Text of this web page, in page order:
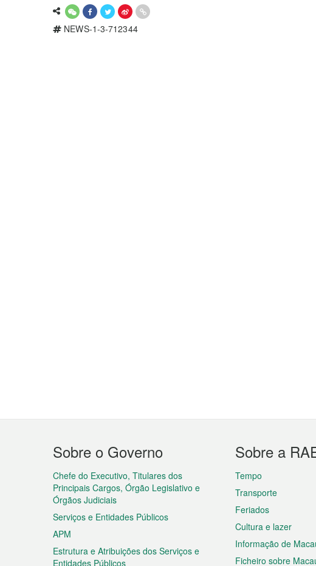
NEWS-1-3-712344
Menu
do
rodapé
Sobre o Governo
Chefe do Executivo, Titulares dos
Principais Cargos, Órgão Legislativo e
Órgãos Judiciais
Serviços e Entidades Públicos
APM
Estrutura e Atribuições dos Serviços e
Entidades Públicos
Sobre a
Tempo
Transporte
Feriados
Cultura e lazer
Informação de
Ficheiro sobre